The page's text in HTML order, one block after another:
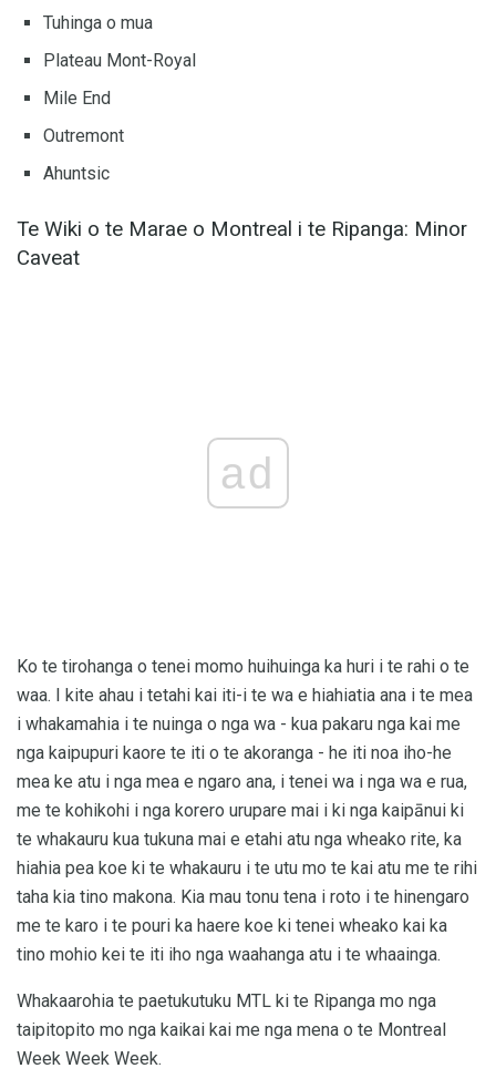
Tuhinga o mua
Plateau Mont-Royal
Mile End
Outremont
Ahuntsic
Te Wiki o te Marae o Montreal i te Ripanga: Minor
Caveat
ad
Ko te tirohanga o tenei momo huihuinga ka huri i te rahi o te
waa. I kite ahau i tetahi kai iti-i te wa e hiahiatia ana i te mea
i whakamahia i te nuinga o nga wa - kua pakaru nga kai me
nga kaipupuri kaore te iti o te akoranga - he iti noa iho-he
mea ke atu i nga mea e ngaro ana, i tenei wa i nga wa e rua,
me te kohikohi i nga korero urupare mai i ki nga kaipānui ki
te whakauru kua tukuna mai e etahi atu nga wheako rite, ka
hiahia pea koe ki te whakauru i te utu mo te kai atu me te rihi
taha kia tino makona. Kia mau tonu tena i roto i te hinengaro
me te karo i te pouri ka haere koe ki tenei wheako kai ka
tino mohio kei te iti iho nga waahanga atu i te whaainga.
Whakaarohia te paetukutuku MTL ki te Ripanga mo nga
taipitopito mo nga kaikai kai me nga mena o te Montreal
Week Week Week.